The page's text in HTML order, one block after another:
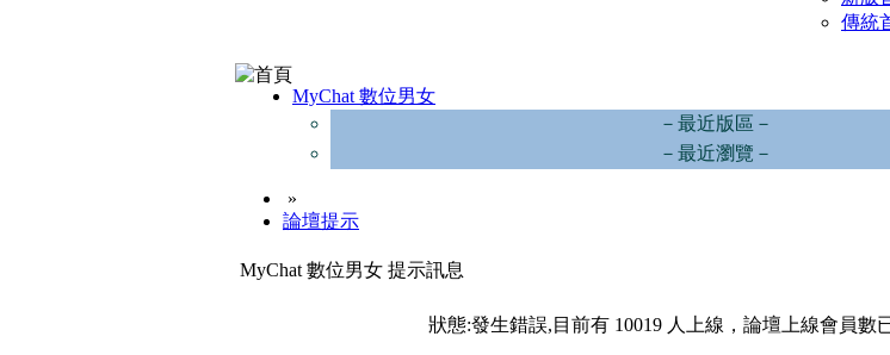
傳統
MyChat 數位男女
－最近版區－
－最近瀏覽－
»
論壇提示
MyChat 數位男女 提示訊息
狀態:發生錯誤,目前有 10019 人上線，論壇上線會員數